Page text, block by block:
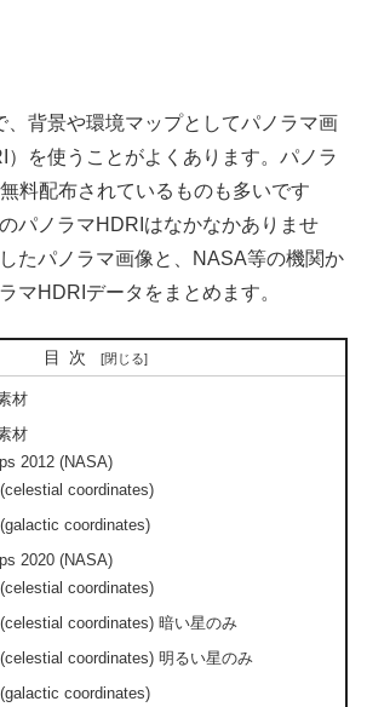
、背景や環境マップとしてパノラマ画
を使うことがよくあります。パノラ
料配布されているものも多いです
パノラマHDRIはなかなかありませ
たパノラマ画像と、NASA等の機関か
マHDRIデータをまとめます。
目次
材
材
2012 (NASA)
coordinates)
coordinates)
2020 (NASA)
coordinates)
coordinates) 暗い星のみ
coordinates) 明るい星のみ
coordinates)